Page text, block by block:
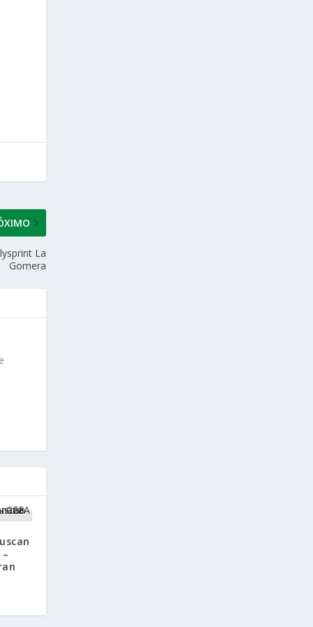
La
Gomera